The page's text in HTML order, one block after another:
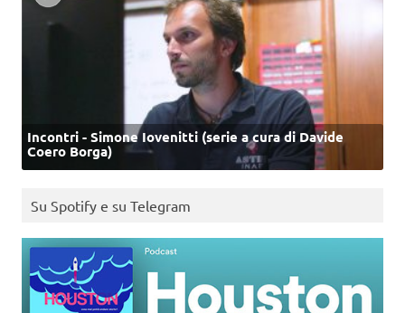
Incontri - Simone Iovenitti (serie a cura di Davide
Coero Borga)
Su Spotify e su Telegram